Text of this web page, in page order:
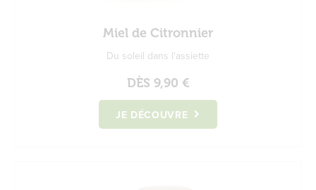
Miel de Citronnier
Du soleil dans l'assiette
DÈS 9,90 €
JE DÉCOUVRE